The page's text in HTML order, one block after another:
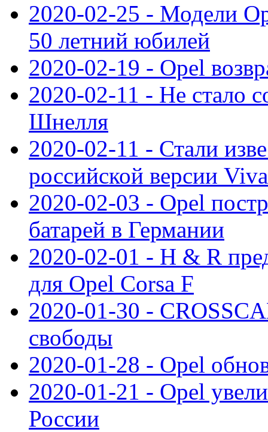
2020-02-25 - Модели
50 летний юбилей
2020-02-19 - Opel
2020-02-11 - Не стало
Шнелля
2020-02-11 - Стали
российской версии
2020-02-03 - Opel
батарей в Германии
2020-02-01 - H & R
для Opel Corsa F
2020-01-30 -
свободы
2020-01-28 - Opel
2020-01-21 - Opel
России